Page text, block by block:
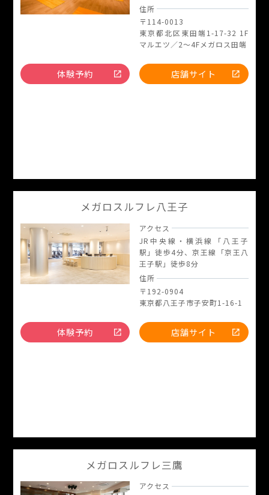
住所
〒114-0013
東京都北区東田端1-17-32 1F
マルエツ／2～4Fメガロス田端
体験予約 店舗サイト
メガロスルフレ八王子
アクセス
JR中央線・横浜線「八王子
駅」徒歩4分、京王線「京王八
王子駅」徒歩8分
住所
〒192-0904
東京都八王子市子安町1-16-1
体験予約 店舗サイト
メガロスルフレ三鷹
アクセス